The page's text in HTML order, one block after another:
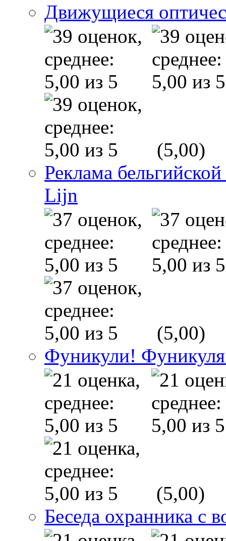
Движущиеся
(5,00)
Реклама
Lijn
(5,00)
Фуникули!
(5,00)
Беседа охранника с